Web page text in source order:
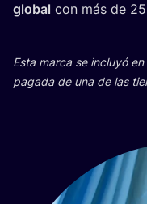
glo­bal con más de
Esta mar­ca se inclu­yó en
paga­da de una de las